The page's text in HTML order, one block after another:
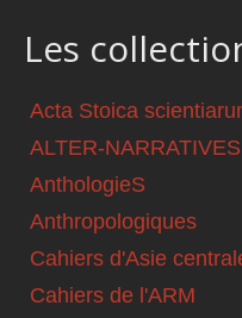
Les
Acta Stoica
ALTER-NARRATIVES
AnthologieS
Anthropologiques
Cahiers d'Asie
Cahiers de l'ARM